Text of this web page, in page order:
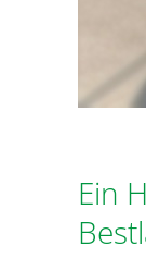
Ein